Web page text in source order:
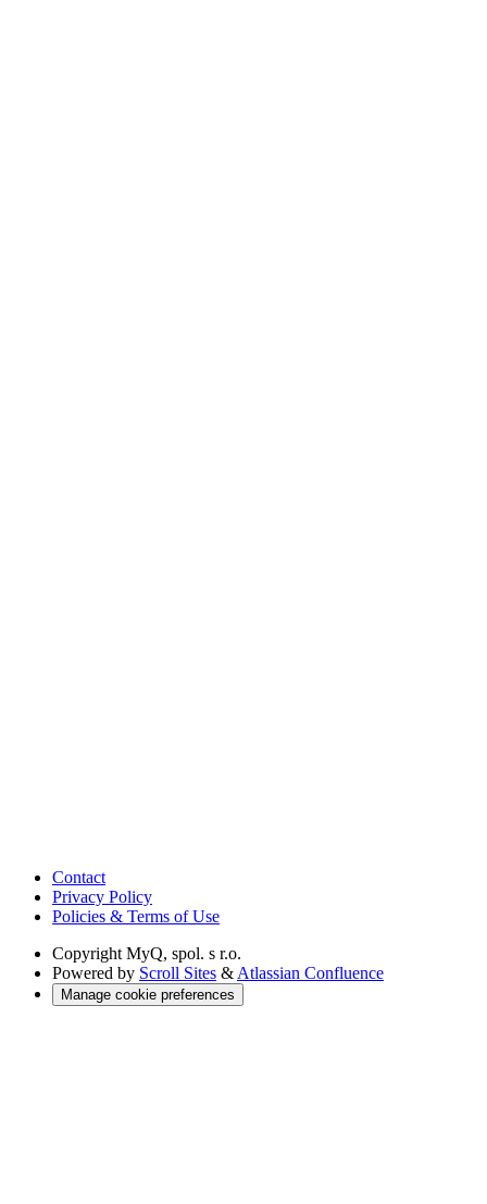
Contact
Privacy Policy
Policies & Terms of Use
Copyright MyQ, spol. s r.o.
Powered by Scroll Sites & Atlassian Confluence
Manage cookie preferences